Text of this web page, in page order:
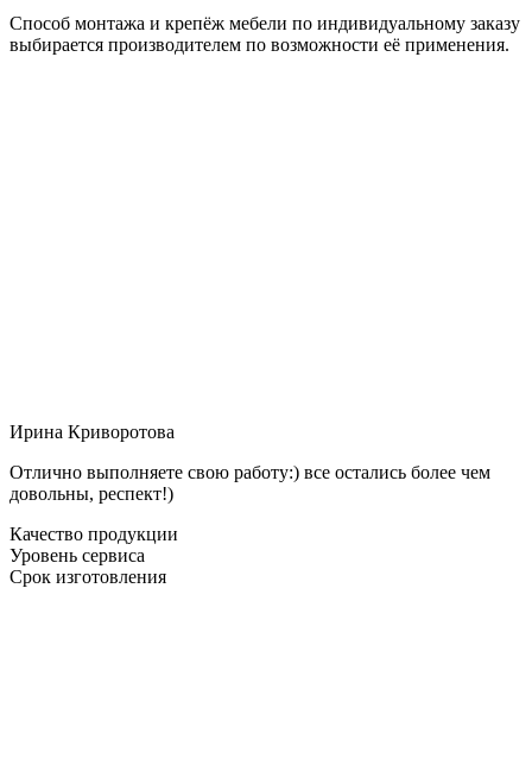
Способ монтажа и крепёж мебели по индивидуальному заказу
выбирается производителем по возможности её применения.
Ирина Криворотова
Отлично выполняете свою работу:) все остались более чем
довольны, респект!)
Качество продукции
Уровень сервиса
Срок изготовления